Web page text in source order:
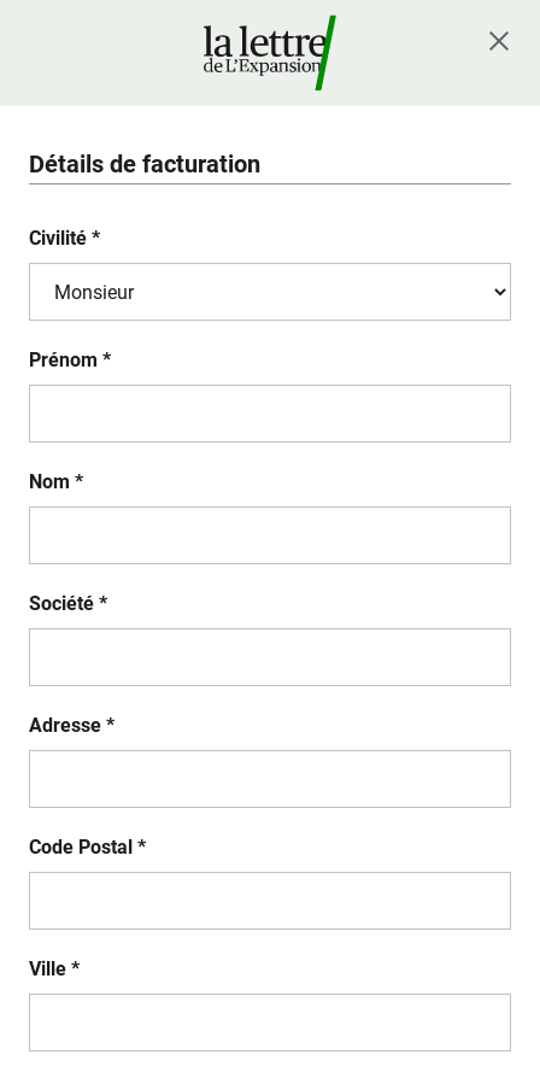
Détails de facturation
Civilité *
Prénom *
Nom *
Société *
Adresse *
Code Postal *
Ville *